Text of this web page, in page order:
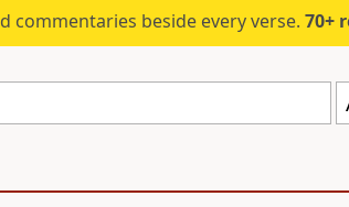
commentaries beside every verse. 70+